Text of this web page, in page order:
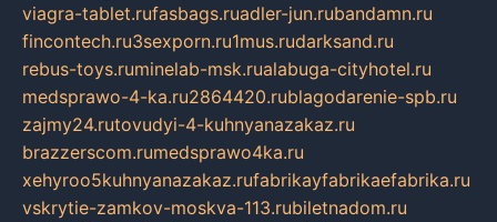
viagra-tablet.rufasbags.ruadler-jun.rubandamn.ru
fincontech.ru3sexporn.ru1mus.rudarksand.ru
rebus-toys.ruminelab-msk.rualabuga-cityhotel.ru
medsprawo-4-ka.ru2864420.rublagodarenie-spb.ru
zajmy24.rutovudyi-4-kuhnyanazakaz.ru
brazzerscom.rumedsprawo4ka.ru
xehyroo5kuhnyanazakaz.rufabrikayfabrikaefabrika.ru
vskrytie-zamkov-moskva-113.rubiletnadom.ru